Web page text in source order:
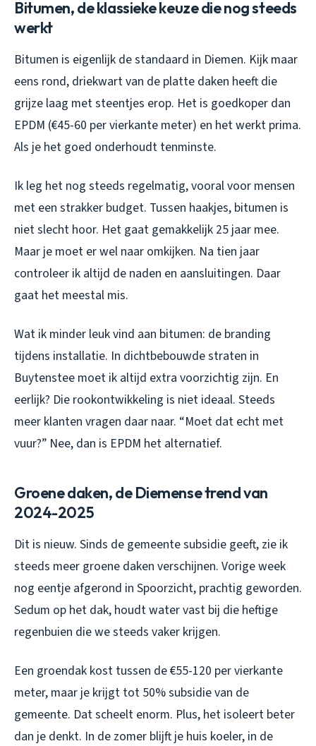
Bitumen, de klassieke keuze die nog steeds
werkt
Bitumen is eigenlijk de standaard in Diemen. Kijk maar
eens rond, driekwart van de platte daken heeft die
grijze laag met steentjes erop. Het is goedkoper dan
EPDM (€45-60 per vierkante meter) en het werkt prima.
Als je het goed onderhoudt tenminste.
Ik leg het nog steeds regelmatig, vooral voor mensen
met een strakker budget. Tussen haakjes, bitumen is
niet slecht hoor. Het gaat gemakkelijk 25 jaar mee.
Maar je moet er wel naar omkijken. Na tien jaar
controleer ik altijd de naden en aansluitingen. Daar
gaat het meestal mis.
Wat ik minder leuk vind aan bitumen: de branding
tijdens installatie. In dichtbebouwde straten in
Buytenstee moet ik altijd extra voorzichtig zijn. En
eerlijk? Die rookontwikkeling is niet ideaal. Steeds
meer klanten vragen daar naar. “Moet dat echt met
vuur?” Nee, dan is EPDM het alternatief.
Groene daken, de Diemense trend van
2024-2025
Dit is nieuw. Sinds de gemeente subsidie geeft, zie ik
steeds meer groene daken verschijnen. Vorige week
nog eentje afgerond in Spoorzicht, prachtig geworden.
Sedum op het dak, houdt water vast bij die heftige
regenbuien die we steeds vaker krijgen.
Een groendak kost tussen de €55-120 per vierkante
meter, maar je krijgt tot 50% subsidie van de
gemeente. Dat scheelt enorm. Plus, het isoleert beter
dan je denkt. In de zomer blijft je huis koeler, in de